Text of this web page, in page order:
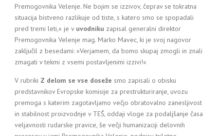
Premogovnika Velenje. Ne bojim se izzivov, čeprav se tokratna
situacija bistveno razlikuje od tiste, s katero smo se spopadali
pred tremi leti,« je v uvodniku zapisal generalni direktor
Premogovnika Velenje mag. Marko Mavec, ki je svoj nagovor
zaključil z besedami: »Verjamem, da bomo skupaj zmogli in znali
zmagati v tekmi z vsemi postavljenimi izzivi!«
V rubriki Z delom se vse doseže smo zapisali o obisku
predstavnikov Evropske komisije za prestrukturiranje, uvozu
premoga s katerim zagotavljamo večjo obratovalno zanesljivost
in stabilnost proizvodnje v TEŠ, oddaji vloge za podaljšanje časa
veljavnosti rudarske pravice, še večji humanizaciji delovnih